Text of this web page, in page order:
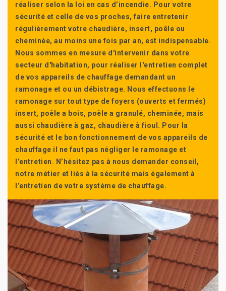
réaliser selon la loi en cas d’incendie. Pour votre
sécurité et celle de vos proches, faire entretenir
régulièrement votre chaudière, insert, poêle ou
cheminée, au moins une fois par an, est indispensable.
Nous sommes en mesure d'intervenir dans votre
secteur d'habitation, pour réaliser l'entretien complet
de vos appareils de chauffage demandant un
ramonage et ou un débistrage. Nous effectuons le
ramonage sur tout type de foyers (ouverts et fermés)
insert, poêle a bois, poêle a granulé, cheminée, mais
aussi chaudière à gaz, chaudière à fioul. Pour la
sécurité et le bon fonctionnement de vos appareils de
chauffage il ne faut pas négliger le ramonage et
l’entretien. N’hésitez pas à nous demander conseil,
notre métier et liés à la sécurité mais également à
l’entretien de votre système de chauffage.